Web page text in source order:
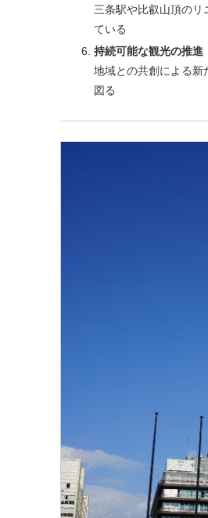
三条駅や比叡山頂の
ている
持続可能な観光の推進
地域との共創による新
図る